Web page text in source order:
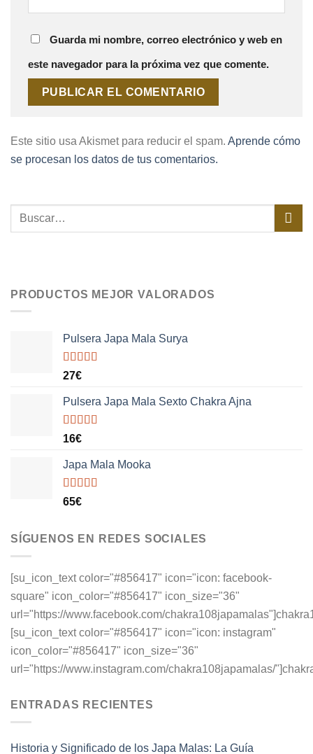
Guarda mi nombre, correo electrónico y web en
este navegador para la próxima vez que comente.
Este sitio usa Akismet para reducir el spam. Aprende cómo
se procesan los datos de tus comentarios.
PRODUCTOS MEJOR VALORADOS
Pulsera Japa Mala Surya
Valorado
5
27€
Pulsera Japa Mala Sexto Chakra Ajna
Valorado
5
16€
Japa Mala Mooka
Valorado
65€
SÍGUENOS EN REDES SOCIALES
[su_icon_text color="#856417" icon="icon: facebook-
square" icon_color="#856417" icon_size="36"
url="https://www.facebook.com/
[su_icon_text color="#856417" icon="icon: instagram"
icon_color="#856417" icon_size="36"
url="https://www.instagram.com/chakra108japamalas/
ENTRADAS RECIENTES
Historia y Significado de los Japa Malas: La Guía